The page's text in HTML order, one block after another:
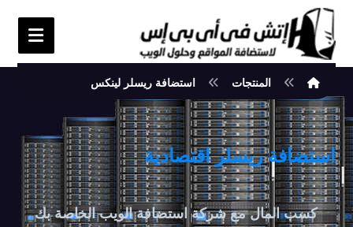
المنتجات استضافة ريسلر لينكس
استضافة ريسلر اقتصادية
كسب المال مع شركة استضافة الويب الخاصة بك